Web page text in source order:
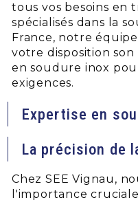
tous vos besoins en
spécialisés dans la
France, notre
votre disposition son
en soudure inox
exigences.
Expertise en
La précision de
Chez SEE Vignau,
l'importance